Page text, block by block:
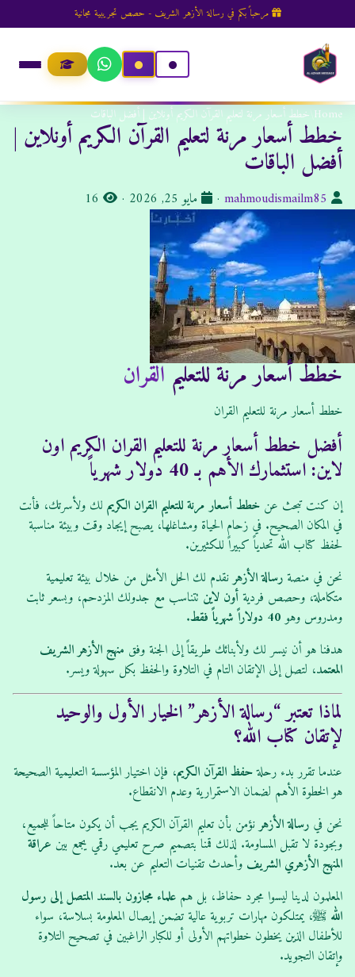
مرحباً بكم في رسالة الأزهر الشريف - حصص تجريبية مجانية
Home خطط أسعار مرنة لتعليم القرآن الكريم أونلاين | أفضل الباقات
خطط أسعار مرنة لتعليم القرآن الكريم أونلاين |
أفضل الباقات
ك
ا
ت
ب
:
mahmoudismailm85
·
ت
ر
ي
خ
ا
ل
ن
ش
ر
مايو 25, 2026 ·
16
خطط أسعار مرنة للتعليمالقران
خطط أسعار مرنة للتعليم القران
أفضل خطط أسعار مرنة للتعليم القران الكريم اون
لاين: استثمارك الأهم بـ 40 دولار شهرياً
إن كنت تبحث عن خطط أسعار مرنة للتعليم القران الكريم لك ولأسرتك، فأنت
في المكان الصحيح. في زحام الحياة ومشاغلها، يصبح إيجاد وقت وبيئة مناسبة
لحفظ كتاب الله تحدياً كبيراً للكثيرين.
نحن في منصةرسالة الأزهرنقدم لك الحل الأمثل من خلال بيئة تعليمية
متكاملة، وحصص فرديةأون لاين تتناسب مع جدولك المزدحم، وبسعر ثابت
ومدروس وهو40 دولاراً شهرياً فقط
.
هدفنا هو أن نيسر لك ولأبنائك طريقاً إلى الجنة وفق منهج الأزهر الشريف
المعتمد، لتصل إلى الإتقان التام في التلاوة والحفظ بكل سهولة ويسر.
لماذا تعتبر “رسالة الأزهر” الخيار الأول والوحيد
لإتقان كتاب الله؟
عندما تقرر بدء رحلةحفظ القرآن الكريم، فإن اختيار المؤسسة التعليمية الصحيحة
هو الخطوة الأهم لضمان الاستمرارية وعدم الانقطاع.
نحن في رسالة الأزهرنؤمن بأن تعليم القرآن الكريم يجب أن يكون متاحاً للجميع،
وبجودة لا تقبل المساومة. لذلك قمنا بتصميم صرح تعليمي رقمي يجمع بين عراقة
المنهج الأزهري الشريف وأحدث تقنيات التعليم عن بعد.
المعلمون لدينا ليسوا مجرد حفاظ، بل هم علماء مجازون بالسند المتصل إلى رسول
الله ﷺ، يمتلكون مهارات تربوية عالية تضمن إيصال المعلومة بسلاسة، سواء
للأطفال الذين يخطون خطواتهم الأولى أو للكبار الراغبين في تصحيح التلاوة
وإتقان التجويد.